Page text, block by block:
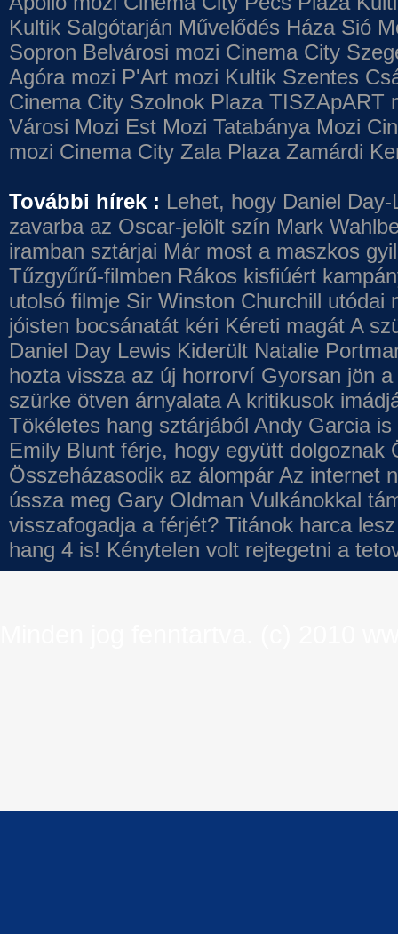
Kultik Salgótarján Művelődés Háza Sió
Sopron Belvárosi mozi Cinema City
Agóra mozi P'Art mozi Kultik Szentes
Cinema City Szolnok Plaza TISZApART
Városi Mozi Est Mozi Tatabánya Mozi
mozi Cinema City Zala Plaza Zamárdi
További hírek : Lehet, hogy Daniel
zavarba az Oscar-jelölt szín Mark
iramban sztárjai Már most a maszkos
Tűzgyűrű-filmben Rákos kisfiúért
utolsó filmje Sir Winston Churchill utódai
jóisten bocsánatát kéri Kéreti magát A
Daniel Day Lewis Kiderült Natalie
hozta vissza az új horrorví Gyorsan jön
szürke ötven árnyalata A kritikusok
Tökéletes hang sztárjából Andy Garcia
Emily Blunt férje, hogy együtt dolgoznak
Összeházasodik az álompár Az internet
ússza meg Gary Oldman Vulkánokkal
visszafogadja a férjét? Titánok harca
hang 4 is! Kénytelen volt rejtegetni a